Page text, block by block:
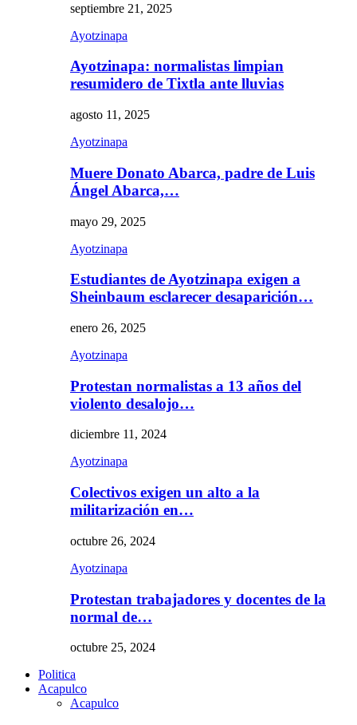
septiembre 21, 2025
Ayotzinapa
Ayotzinapa: normalistas limpian
resumidero de Tixtla ante lluvias
agosto 11, 2025
Ayotzinapa
Muere Donato Abarca, padre de Luis
Ángel Abarca,…
mayo 29, 2025
Ayotzinapa
Estudiantes de Ayotzinapa exigen a
Sheinbaum esclarecer desaparición…
enero 26, 2025
Ayotzinapa
Protestan normalistas a 13 años del
violento desalojo…
diciembre 11, 2024
Ayotzinapa
Colectivos exigen un alto a la
militarización en…
octubre 26, 2024
Ayotzinapa
Protestan trabajadores y docentes de la
normal de…
octubre 25, 2024
Politica
Acapulco
Acapulco